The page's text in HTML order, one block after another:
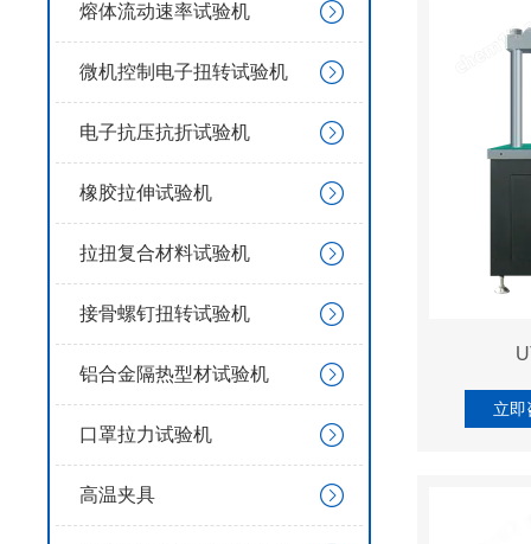
熔体流动速率试验机
微机控制电子扭转试验机
电子抗压抗折试验机
橡胶拉伸试验机
拉扭复合材料试验机
接骨螺钉扭转试验机
铝合金隔热型材试验机
口罩拉力试验机
高温夹具
立即